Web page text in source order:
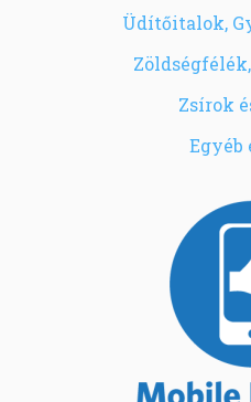
Üdítőitalok,
Zsírok
Egyéb